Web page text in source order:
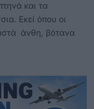
και τα
Εκεί όπου οι
άνθη, βότανα